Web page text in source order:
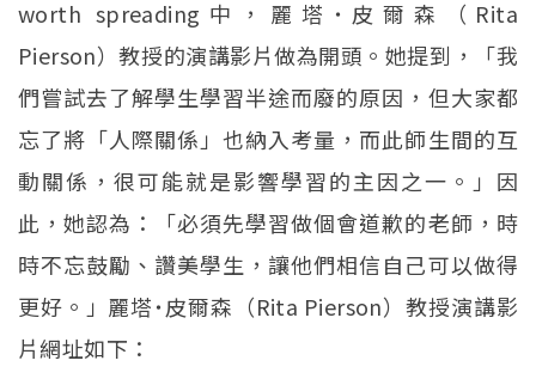
worth spreading中，麗塔˙皮爾森（Rita
Pierson）教授的演講影片做為開頭。她提到，「我
們嘗試去了解學生學習半途而廢的原因，但大家都
忘了將「人際關係」也納入考量，而此師生間的互
動關係，很可能就是影響學習的主因之一。」因
此，她認為：「必須先學習做個會道歉的老師，時
時不忘鼓勵、讚美學生，讓他們相信自己可以做得
更好。」麗塔˙皮爾森（Rita Pierson）教授演講影
片網址如下：